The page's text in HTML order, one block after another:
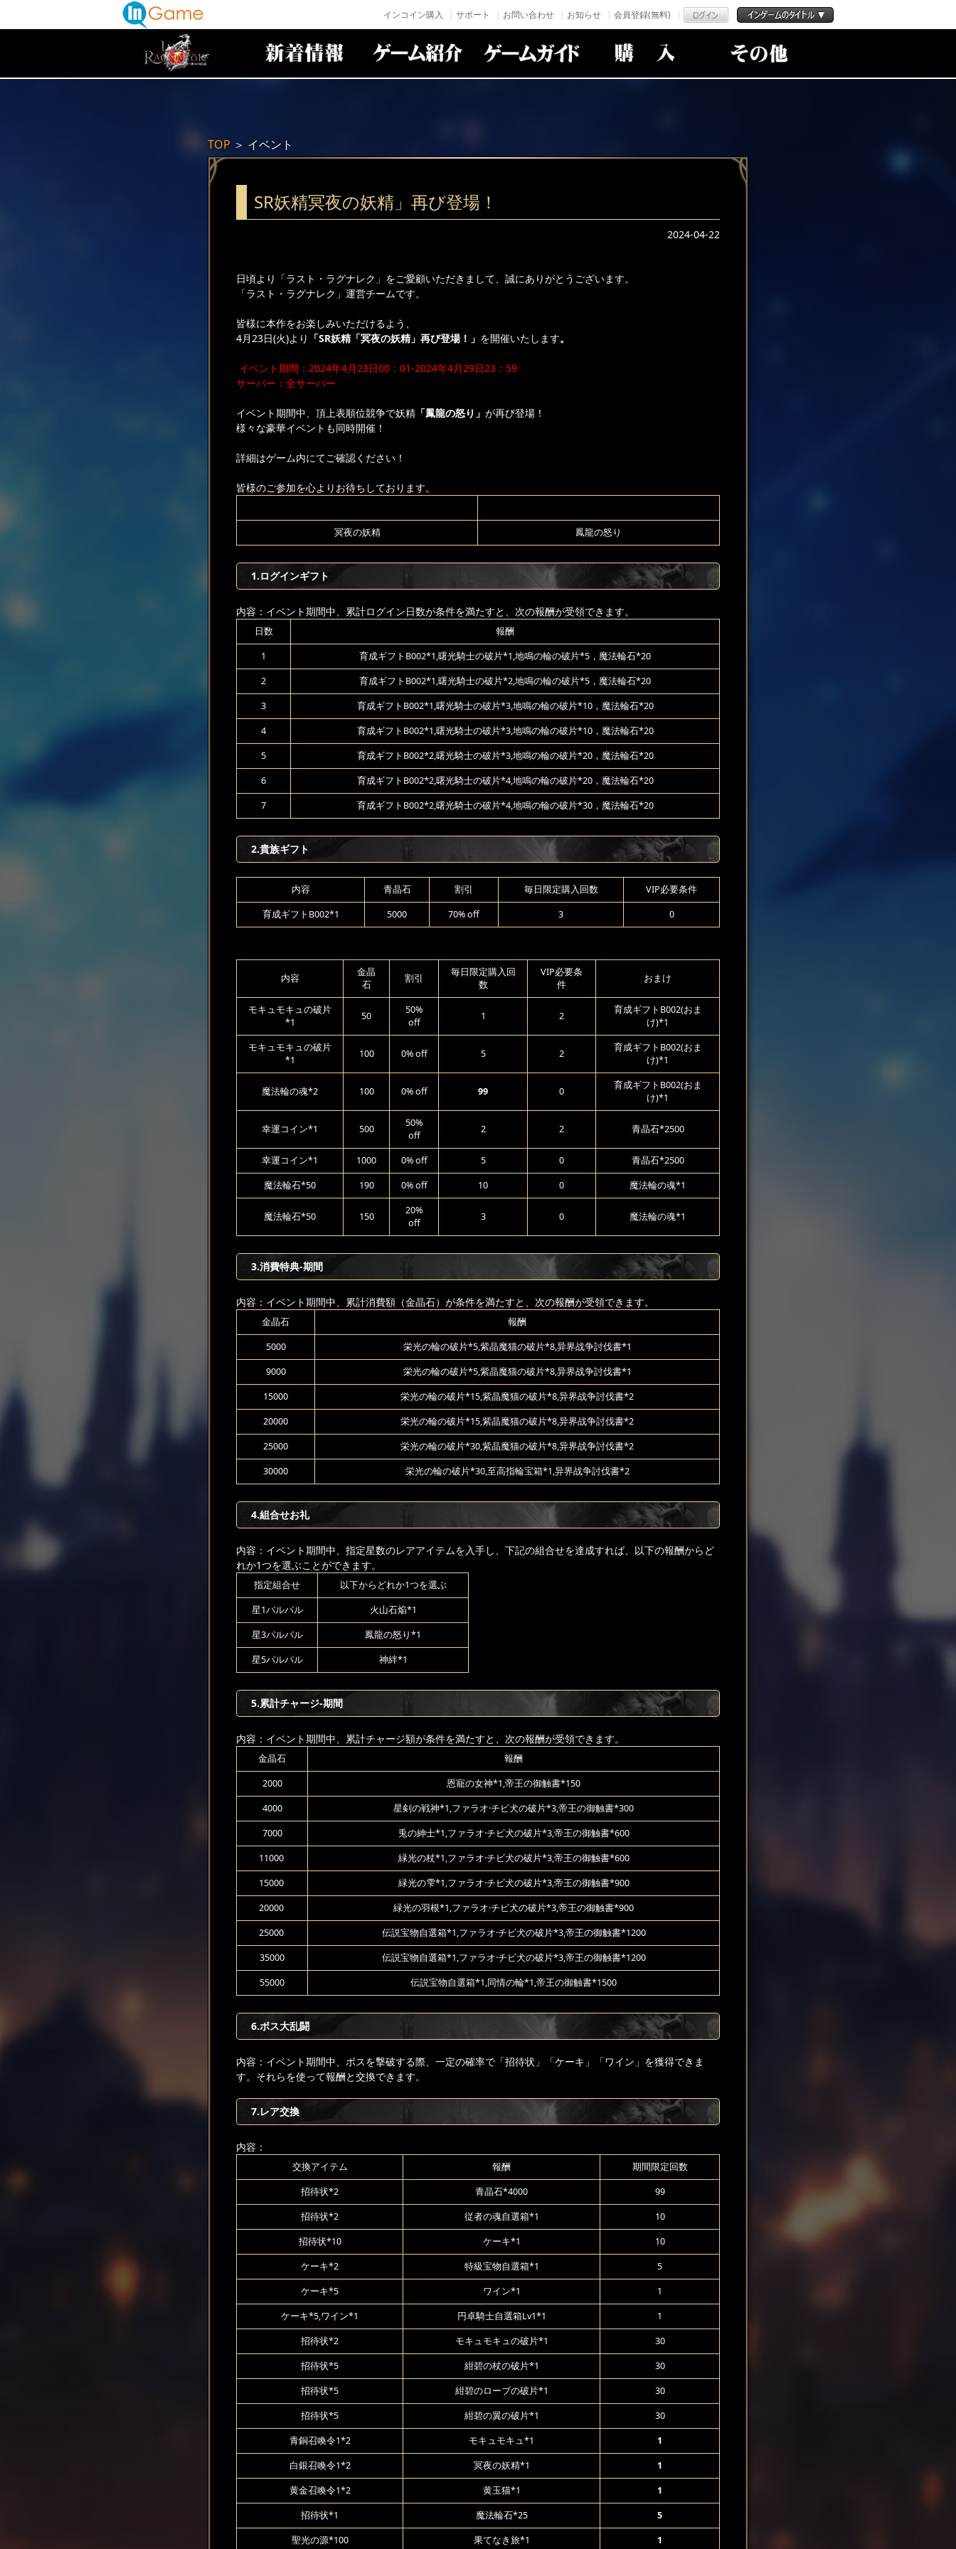
インコイン購入 サポート お問い合わせ お知らせ 会員登録(無料)
TOP ＞ イベント
SR妖精冥夜の妖精」再び登場！
2024-04-22
日頃より「ラスト・ラグナレク」をご愛顧いただきまして、誠にありがとうございます。
「ラスト・ラグナレク」運営チームです。
皆様に本作をお楽しみいただけるよう、
4月23日(火)より 「SR妖精「冥夜の妖精」再び登場！」 を開催いたします。
イベント期間：2024年4月23日00：01-2024年4月29日23：59
サーバー：全サーバー
イベント期間中、頂上表順位競争で妖精 「鳳龍の怒り」 が再び登場！
様々な豪華イベントも同時開催！
詳細はゲーム内にてご確認ください！
皆様のご参加を心よりお待ちしております。
冥夜の妖精 鳳龍の怒り
1.ログインギフト
内容：イベント期間中、累計ログイン日数が条件を満たすと、次の報酬が受領できます。
日数 報酬
1 育成ギフトB002*1,曙光騎士の破片*1,地鳴の輪の破片*5，魔法輪石*20
2 育成ギフトB002*1,曙光騎士の破片*2,地鳴の輪の破片*5，魔法輪石*20
3 育成ギフトB002*1,曙光騎士の破片*3,地鳴の輪の破片*10，魔法輪石*20
4 育成ギフトB002*1,曙光騎士の破片*3,地鳴の輪の破片*10，魔法輪石*20
5 育成ギフトB002*2,曙光騎士の破片*3,地鳴の輪の破片*20，魔法輪石*20
6 育成ギフトB002*2,曙光騎士の破片*4,地鳴の輪の破片*20，魔法輪石*20
7 育成ギフトB002*2,曙光騎士の破片*4,地鳴の輪の破片*30，魔法輪石*20
2.貴族ギフト
内容 青晶石 割引 毎日限定購入回数 VIP必要条件
育成ギフトB002*1 5000 70% off 3 0
内容
金晶
石
割引
毎日限定購入回
数
VIP必要条
件
おまけ
モキュモキュの破片
*1
50
50%
off
1 2
育成ギフトB002(おま
け)*1
モキュモキュの破片
*1
100 0% off 5 2
育成ギフトB002(おま
け)*1
魔法輪の魂*2 100 0% off 99 0
育成ギフトB002(おま
け)*1
幸運コイン*1 500
50%
off
2 2 青晶石*2500
幸運コイン*1 1000 0% off 5 0 青晶石*2500
魔法輪石*50 190 0% off 10 0 魔法輪の魂*1
魔法輪石*50 150
20%
off
3 0 魔法輪の魂*1
3.消費特典-期間
内容：イベント期間中、累計消費額（金晶石）が条件を満たすと、次の報酬が受領できます。
金晶石 報酬
5000 栄光の輪の破片*5,紫晶魔猫の破片*8,异界战争討伐書*1
9000 栄光の輪の破片*5,紫晶魔猫の破片*8,异界战争討伐書*1
15000 栄光の輪の破片*15,紫晶魔猫の破片*8,异界战争討伐書*2
20000 栄光の輪の破片*15,紫晶魔猫の破片*8,异界战争討伐書*2
25000 栄光の輪の破片*30,紫晶魔猫の破片*8,异界战争討伐書*2
30000 栄光の輪の破片*30,至高指輪宝箱*1,异界战争討伐書*2
4.組合せお礼
内容：イベント期間中、指定星数のレアアイテムを入手し、下記の組合せを達成すれば、以下の報酬からど
れか1つを選ぶことができます。
指定組合せ 以下からどれか1つを選ぶ
星1パルパル 火山石焔*1
星3パルパル 鳳龍の怒り*1
星5パルパル 神絆*1
5.累計チャージ-期間
内容：イベント期間中、累計チャージ額が条件を満たすと、次の報酬が受領できます。
金晶石 報酬
2000 恩寵の女神*1,帝王の御触書*150
4000 星剣の戦神*1,ファラオ·チビ犬の破片*3,帝王の御触書*300
7000 兎の紳士*1,ファラオ·チビ犬の破片*3,帝王の御触書*600
11000 緑光の杖*1,ファラオ·チビ犬の破片*3,帝王の御触書*600
15000 緑光の雫*1,ファラオ·チビ犬の破片*3,帝王の御触書*900
20000 緑光の羽根*1,ファラオ·チビ犬の破片*3,帝王の御触書*900
25000 伝説宝物自選箱*1,ファラオ·チビ犬の破片*3,帝王の御触書*1200
35000 伝説宝物自選箱*1,ファラオ·チビ犬の破片*3,帝王の御触書*1200
55000 伝説宝物自選箱*1,同情の輪*1,帝王の御触書*1500
6.ボス大乱闘
内容：イベント期間中、ボスを撃破する際、一定の確率で「招待状」「ケーキ」「ワイン」を獲得できま
す。それらを使って報酬と交換できます。
7.レア交換
内容：
交換アイテム 報酬 期間限定回数
招待状*2 青晶石*4000 99
招待状*2 従者の魂自選箱*1 10
招待状*10 ケーキ*1 10
ケーキ*2 特級宝物自選箱*1 5
ケーキ*5 ワイン*1 1
ケーキ*5,ワイン*1 円卓騎士自選箱Lv1*1 1
招待状*2 モキュモキュの破片*1 30
招待状*5 紺碧の杖の破片*1 30
招待状*5 紺碧のローブの破片*1 30
招待状*5 紺碧の翼の破片*1 30
青銅召喚令1*2 モキュモキュ*1 1
白銀召喚令1*2 冥夜の妖精*1 1
黄金召喚令1*2 黄玉猫*1 1
招待状*1 魔法輪石*25 5
聖光の源*100 果てなき旅*1 1